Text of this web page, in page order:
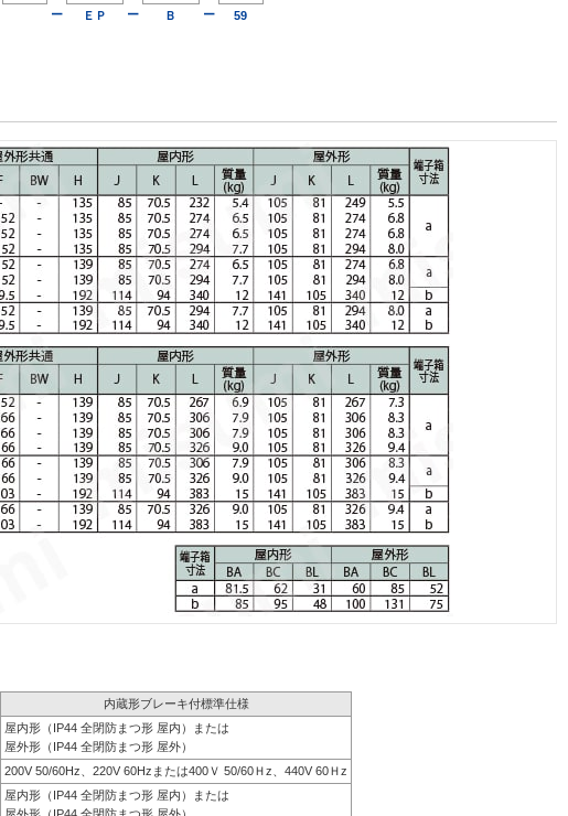
ー ＥＰ ー Ｂ ー 59
内蔵形ブレーキ付標準仕様
屋内形（IP44 全閉防まつ形 屋内）または
屋外形（IP44 全閉防まつ形 屋外）
200V 50/60Hz、220V 60Hzまたは400Ｖ 50/60Ｈz、440V 60Ｈz
屋内形（IP44 全閉防まつ形 屋内）または